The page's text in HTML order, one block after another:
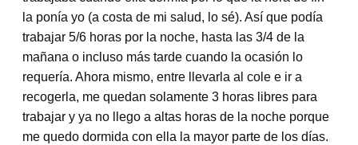
la ponía yo (a costa de mi salud, lo sé). Así que podía
trabajar 5/6 horas por la noche, hasta las 3/4 de la
mañana o incluso más tarde cuando la ocasión lo
requería. Ahora mismo, entre llevarla al cole e ir a
recogerla, me quedan solamente 3 horas libres para
trabajar y ya no llego a altas horas de la noche porque
me quedo dormida con ella la mayor parte de los días.